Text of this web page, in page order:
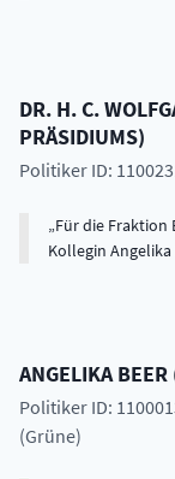
DR. H. C.
PRÄSIDIUMS)
Politiker ID:
Für die Fraktion
Kollegin Angelika
ANGELIKA BEER
Politiker ID:
(Grüne)